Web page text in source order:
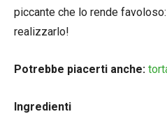
piccante che lo rende
realizzarlo!
Potrebbe piacerti anche:
Ingredienti